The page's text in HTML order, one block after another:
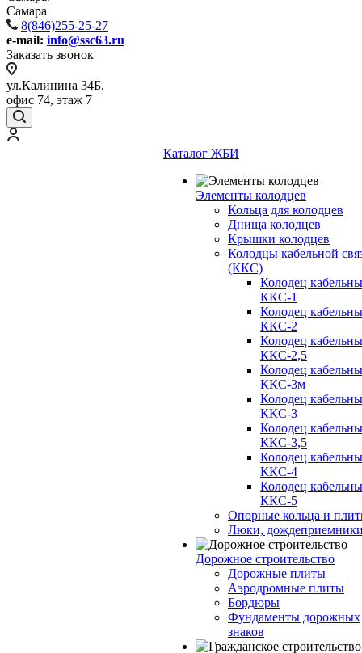
Самара
8(846)255-25-27
e-mail: info@ssc63.ru
Заказать звонок
ул.Калинина 34Б,
офис 74, этаж 7
Каталог ЖБИ
Элементы колодцев
Кольца для колодцев
Днища колодцев
Крышки колодцев
Колодцы кабельной
(ККС)
Колодец
ККС-1
Колодец
ККС-2
Колодец
ККС-2,5
Колодец
ККС-3м
Колодец
ККС-3
Колодец
ККС-3,5
Колодец
ККС-4
Колодец
ККС-5
Опорные кольца и
Люки,
Дорожное строительство
Дорожные плиты
Аэродромные плиты
Бордюры
Фундаменты дорожных
знаков